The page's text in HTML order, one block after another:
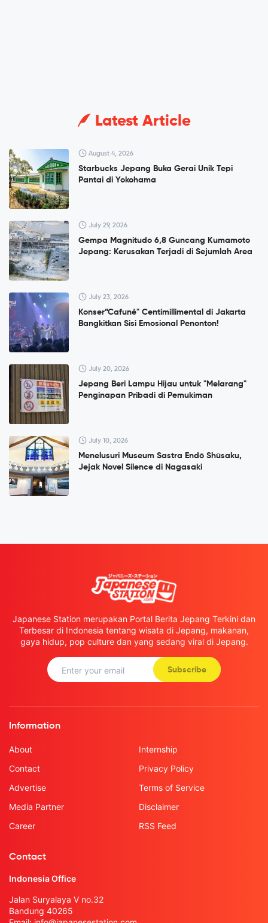
Latest Article
August 4, 2026
Starbucks Jepang Buka Gerai Unik Tepi
Pantai di Yokohama
July 29, 2026
Gempa Magnitudo 6,8 Guncang Kumamoto
Jepang: Kerusakan Terjadi di Sejumlah Area
July 23, 2026
Konser”Cafuné" Centimillimental di Jakarta
Bangkitkan Sisi Emosional Penonton!
July 20, 2026
Jepang Beri Lampu Hijau untuk "Melarang"
Penginapan Pribadi di Pemukiman
July 10, 2026
Menelusuri Museum Sastra Endō Shūsaku,
Jejak Novel Silence di Nagasaki
Japanese Station merupakan Portal Berita Jepang Terkini dan
Terbesar di Indonesia tentang wisata di Jepang, makanan,
gaya hidup, pop culture dan yang sedang viral di Jepang.
Subscribe
Information
About
Contact
Advertise
Media Partner
Career
Internship
Privacy Policy
Terms of Service
Disclaimer
RSS Feed
Contact
Indonesia Office
Jalan Suryalaya V no.32
Bandung 40265